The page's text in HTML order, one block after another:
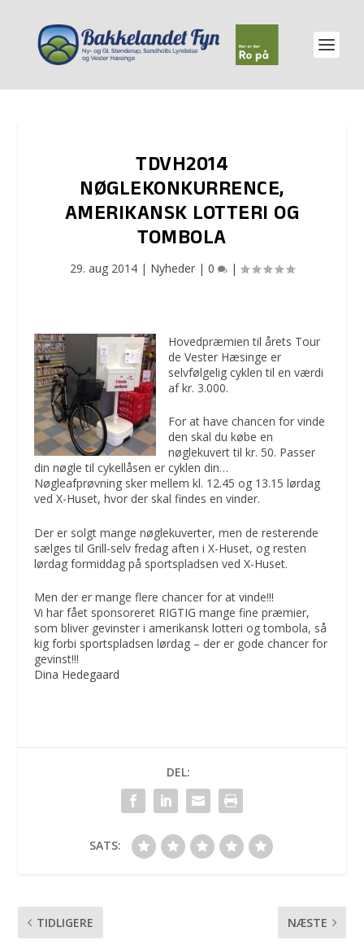
TDVH2014
NØGLEKONKURRENCE,
AMERIKANSK LOTTERI OG
TOMBOLA
29. aug 2014 | Nyheder | 0 |
Hovedpræmien til årets Tour
de Vester Hæsinge er
selvfølgelig cyklen til en værdi
af kr. 3.000.
For at have chancen for vinde
den skal du købe en
nøglekuvert til kr. 50. Passer
din nøgle til cykellåsen er cyklen din…
Nøgleafprøvning sker mellem kl. 12.45 og 13.15 lørdag
ved X-Huset, hvor der skal findes en vinder.
Der er solgt mange nøglekuverter, men de resterende
sælges til Grill-selv fredag aften i X-Huset, og resten
lørdag formiddag på sportspladsen ved X-Huset.
Men der er mange flere chancer for at vinde!!!
Vi har fået sponsoreret RIGTIG mange fine præmier,
som bliver gevinster i amerikansk lotteri og tombola, så
kig forbi sportspladsen lørdag – der er gode chancer for
gevinst!!!
Dina Hedegaard
DEL:
SATS:
TIDLIGERE NÆSTE